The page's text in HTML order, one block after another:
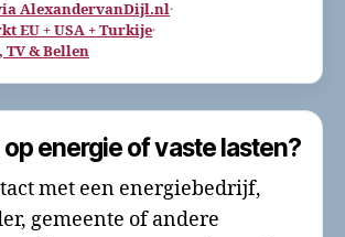
AlexandervanDijl.nl·
EU + USA + Turkije·
& Bellen
energie of vaste lasten?
met een energiebedrijf,
gemeente of andere